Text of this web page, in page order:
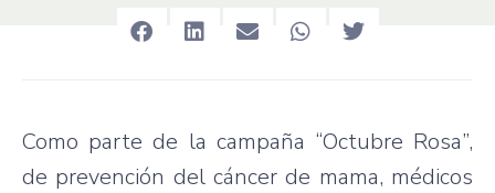
Como parte de la campaña “Octubre Rosa”,
de prevención del cáncer de mama, médicos